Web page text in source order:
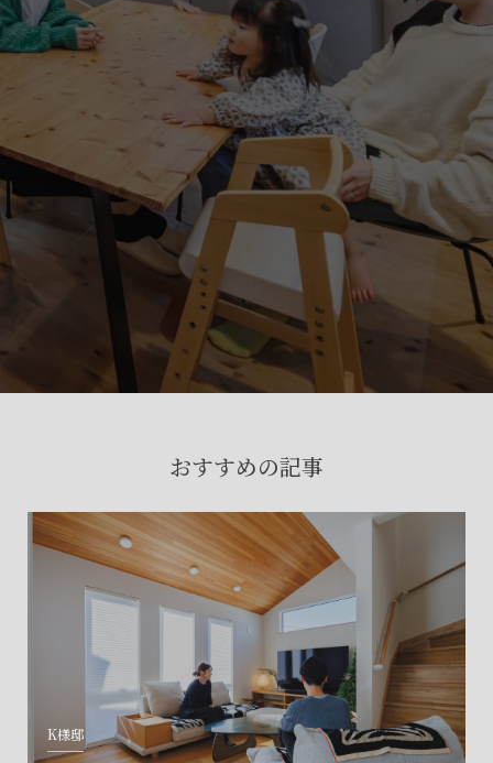
おすすめの記事
K様邸
スタッフ紹介
プライバシーポリシー
賃貸管理サイトはこちら
会社に関することや物件についての
お問い合わせはこちらから
土地の活用・賃貸経営に関する
ご相談はこちら